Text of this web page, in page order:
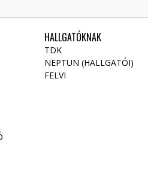
HALLGATÓKNAK
TDK
NEPTUN (HALLGATÓI)
FELVI